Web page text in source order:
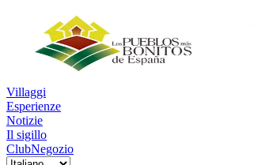
Villaggi
Esperienze
Notizie
Il sigillo
ClubNegozio